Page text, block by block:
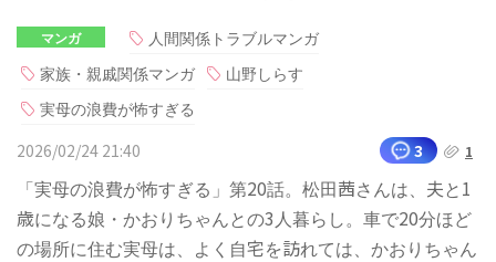
マンガ
人間関係トラブルマンガ
家族・親戚関係マンガ
山野しらす
実母の浪費が怖すぎる
2026/02/24 21:40
3 1
「実母の浪費が怖すぎる」第20話。松田茜さんは、夫と1
歳になる娘・かおりちゃんとの3人暮らし。車で20分ほど
の場所に住む実母は、よく自宅を訪れては、かおりちゃん